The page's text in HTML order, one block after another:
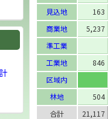
見込地
163
商業地
5,237
準工業
工業地
846
区域内
林地
504
合計
21,117